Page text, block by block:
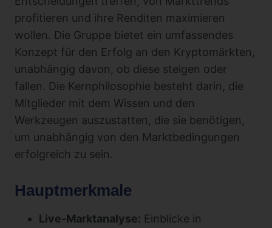
profitieren und ihre Renditen maximieren
wollen. Die Gruppe bietet ein umfassendes
Konzept für den Erfolg an den Kryptomärkten,
unabhängig davon, ob diese steigen oder
fallen. Die Kernphilosophie besteht darin, die
Mitglieder mit dem Wissen und den
Werkzeugen auszustatten, die sie benötigen,
um unabhängig von den Marktbedingungen
erfolgreich zu sein.
Hauptmerkmale
Live-Marktanalyse: Einblicke in